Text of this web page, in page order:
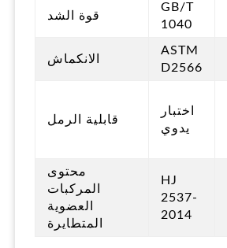
قوة الشد
GB/T
1040
الانكماش
ASTM
D2566
قابلية الرمل
اختبار
يدوي
محتوى
المركبات
العضوية
المتطايرة
HJ
2537-
2014